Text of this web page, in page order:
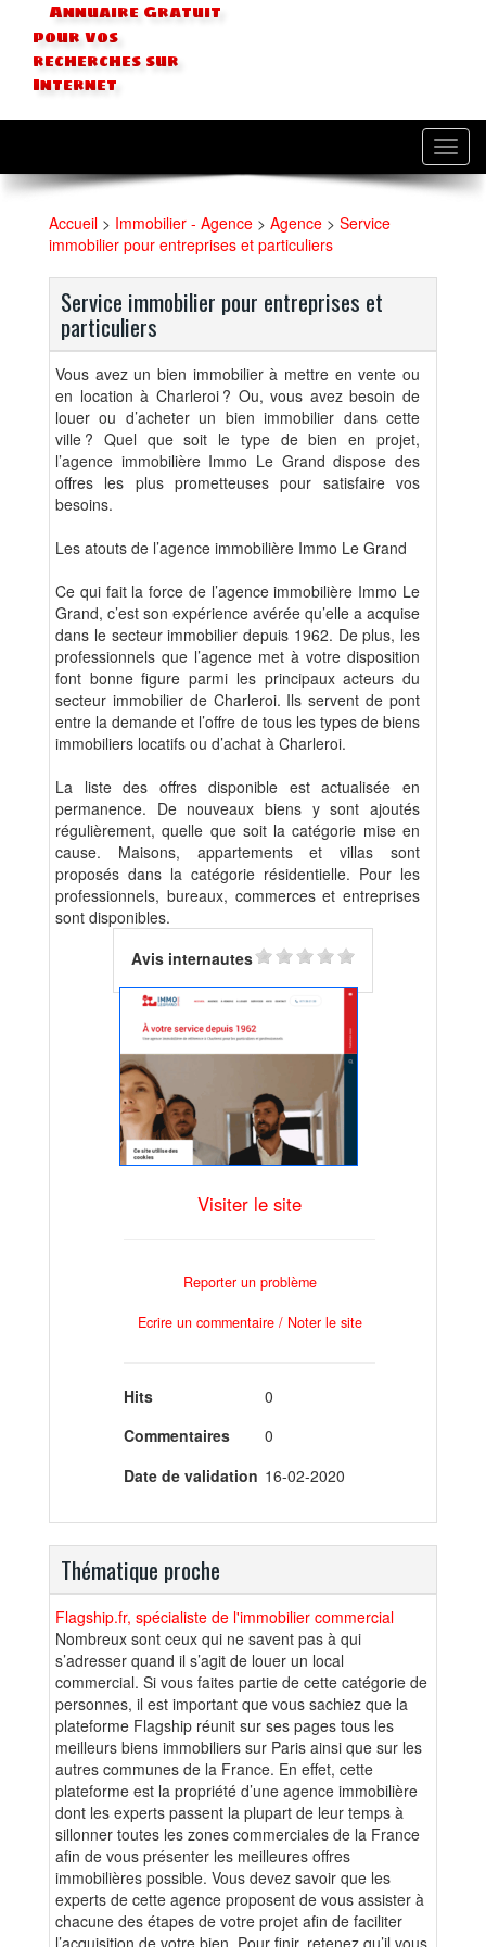
Annuaire Gratuit
pour vos
recherches sur
Internet
Accueil > Immobilier - Agence > Agence > Service
immobilier pour entreprises et particuliers
Service immobilier pour entreprises et
particuliers
Vous avez un bien immobilier à mettre en vente ou
en location à Charleroi ? Ou, vous avez besoin de
louer ou d’acheter un bien immobilier dans cette
ville ? Quel que soit le type de bien en projet,
l’agence immobilière Immo Le Grand dispose des
offres les plus prometteuses pour satisfaire vos
besoins.
Les atouts de l’agence immobilière Immo Le Grand
Ce qui fait la force de l’agence immobilière Immo Le
Grand, c’est son expérience avérée qu’elle a acquise
dans le secteur immobilier depuis 1962. De plus, les
professionnels que l’agence met à votre disposition
font bonne figure parmi les principaux acteurs du
secteur immobilier de Charleroi. Ils servent de pont
entre la demande et l’offre de tous les types de biens
immobiliers locatifs ou d’achat à Charleroi.
La liste des offres disponible est actualisée en
permanence. De nouveaux biens y sont ajoutés
régulièrement, quelle que soit la catégorie mise en
cause. Maisons, appartements et villas sont
proposés dans la catégorie résidentielle. Pour les
professionnels, bureaux, commerces et entreprises
sont disponibles.
Avis internautes
Visiter le site
Reporter un problème
Ecrire un commentaire / Noter le site
Hits
0
Commentaires
0
Date de validation 16-02-2020
Thématique proche
Flagship.fr, spécialiste de l'immobilier commercial
Nombreux sont ceux qui ne savent pas à qui
s’adresser quand il s’agit de louer un local
commercial. Si vous faites partie de cette catégorie de
personnes, il est important que vous sachiez que la
plateforme Flagship réunit sur ses pages tous les
meilleurs biens immobiliers sur Paris ainsi que sur les
autres communes de la France. En effet, cette
plateforme est la propriété d’une agence immobilière
dont les experts passent la plupart de leur temps à
sillonner toutes les zones commerciales de la France
afin de vous présenter les meilleures offres
immobilières possible. Vous devez savoir que les
experts de cette agence proposent de vous assister à
chacune des étapes de votre projet afin de faciliter
l’acquisition de votre bien. Pour finir, retenez qu’il vous